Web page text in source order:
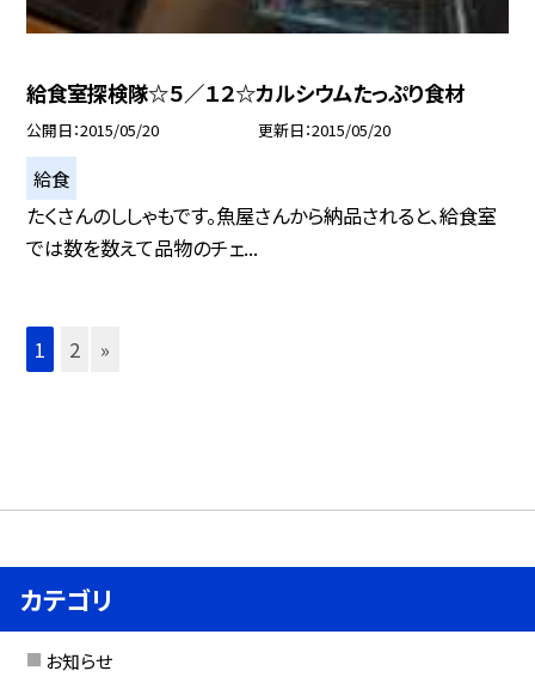
給食室探検隊☆５／１２☆カルシウムたっぷり食材
公開日 2015/05/20 更新日 2015/05/20
給食
たくさんのししゃもです。魚屋さんから納品されると、給食室
では数を数えて品物のチェ...
1 2 »
カテゴリ
お知らせ